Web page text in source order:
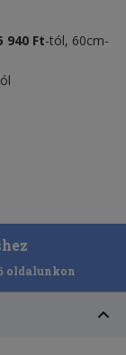
940 Ft-tól, 60cm-
oldalunkon